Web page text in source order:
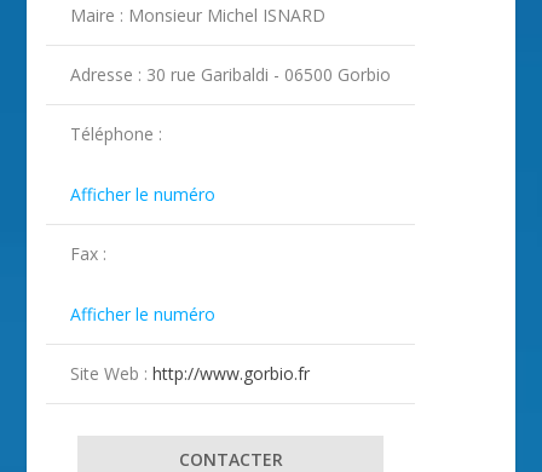
Maire : Monsieur Michel ISNARD
Adresse : 30 rue Garibaldi - 06500 Gorbio
Téléphone :
Afficher le numéro
Fax :
Afficher le numéro
Site Web :http://www.gorbio.fr
CONTACTER